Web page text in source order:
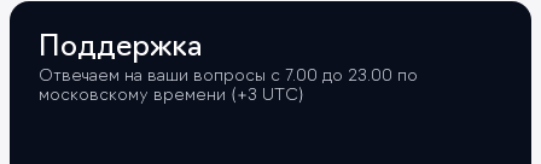
Поддержка
Отвечаем на ваши вопросы с 7.00 до 23.00 по
московскому времени (+3 UTС)